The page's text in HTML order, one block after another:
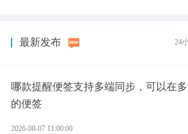
最新发布 24
哪款提醒便签支持多端同步，可以在
的便签
2026-08-07 11:00:00